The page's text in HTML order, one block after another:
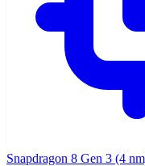
Snapdragon 8 Gen 3 (4